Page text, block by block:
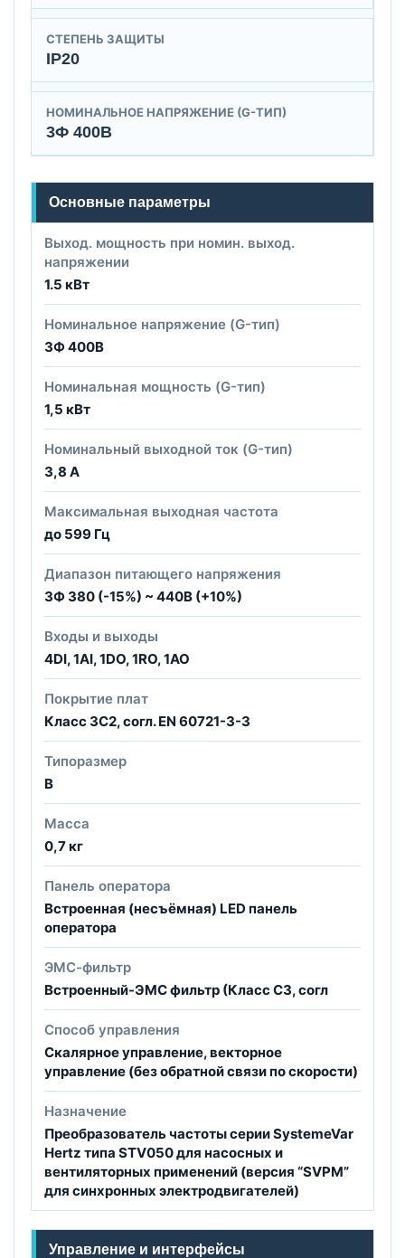
СТЕПЕНЬ ЗАЩИТЫ
IP20
НОМИНАЛЬНОЕ НАПРЯЖЕНИЕ (G-ТИП)
3Ф 400В
Основные параметры
Выход. мощность при номин. выход.
напряжении
1.5 кВт
Номинальное напряжение (G-тип)
3Ф 400В
Номинальная мощность (G-тип)
1,5 кВт
Номинальный выходной ток (G-тип)
3,8 А
Максимальная выходная частота
до 599 Гц
Диапазон питающего напряжения
3Ф 380 (-15%) ~ 440В (+10%)
Входы и выходы
4DI, 1AI, 1DO, 1RO, 1AO
Покрытие плат
Класс 3С2, согл. EN 60721-3-3
Типоразмер
B
Масса
0,7 кг
Панель оператора
Встроенная (несъёмная) LED панель
оператора
ЭМС-фильтр
Встроенный-ЭМС фильтр (Класс С3, согл
Способ управления
Скалярное управление, векторное
управление (без обратной связи по скорости)
Назначение
Преобразователь частоты серии SystemeVar
Hertz типа STV050 для насосных и
вентиляторных применений (версия “SVPM”
для синхронных электродвигателей)
Управление и интерфейсы